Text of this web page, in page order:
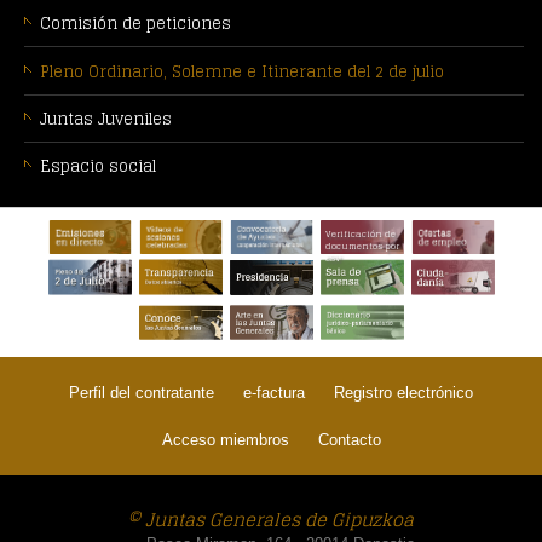
Comisión de peticiones
Pleno Ordinario, Solemne e Itinerante del 2 de julio
Juntas Juveniles
Espacio social
PÁGINA:
Verificación de
documentos por
CSV
Perfil del contratante e-factura Registro electrónico
Acceso miembros Contacto
© Juntas Generales de Gipuzkoa